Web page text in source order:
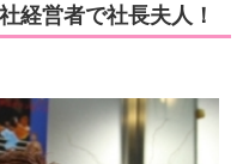
経営者で社長夫人！